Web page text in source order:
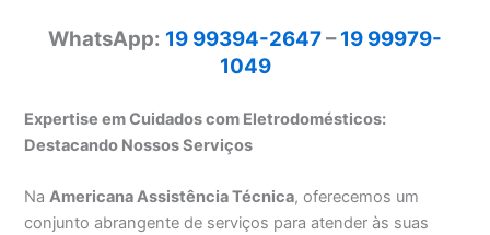
WhatsApp: 19 99394-2647–19 99979-
1049
Expertise em Cuidados com Eletrodomésticos:
Destacando Nossos Serviços
NaAmericana Assistência Técnica, oferecemos um
conjunto abrangente de serviços para atender às suas